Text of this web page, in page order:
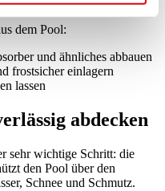
dem Pool:
und ähnliches abbauen
frostsicher einlagern
lassen
abdecken
sehr wichtige Schritt: die
den Pool über den
Schnee und Schmutz.